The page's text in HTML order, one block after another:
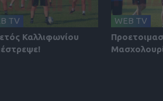
TV
Καλλιφωνίου
WEB TV